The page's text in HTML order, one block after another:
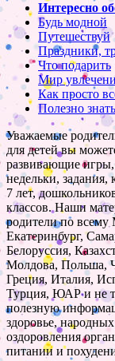
Интересно
Будь модной
Путешествуй
Праздники,
Что подарить
Мир
Как просто
Полезно знать
Уважаемые
для детей вы
развивающие игры,
недельки, задания,
7 лет,
классов. Наши
родители по всему
Екатеринбург,
Белоруссия,
Молдова, Польша,
Греция, Италия,
Турция, ЮАР и не
полезную
здоровье,
оздоровления
питании и